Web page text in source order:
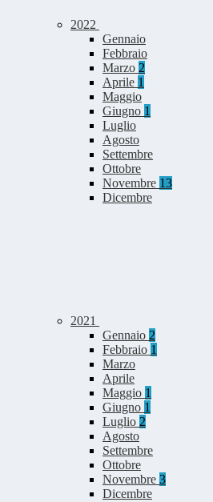
2022
Gennaio
Febbraio
Marzo 2
Aprile 1
Maggio
Giugno 1
Luglio
Agosto
Settembre
Ottobre
Novembre 13
Dicembre
2021
Gennaio 2
Febbraio 1
Marzo
Aprile
Maggio 1
Giugno 1
Luglio 2
Agosto
Settembre
Ottobre
Novembre 3
Dicembre